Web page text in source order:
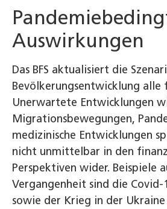
Auswirkungen
Das BFS aktualisiert die
Bevölkerungsentwicklung alle
Unerwartete Entwicklungen
Migrationsbewegungen,
medizinische Entwicklungen
nicht unmittelbar in den
Perspektiven wider. Beispiele
Vergangenheit sind die Covid-
sowie der Krieg in der